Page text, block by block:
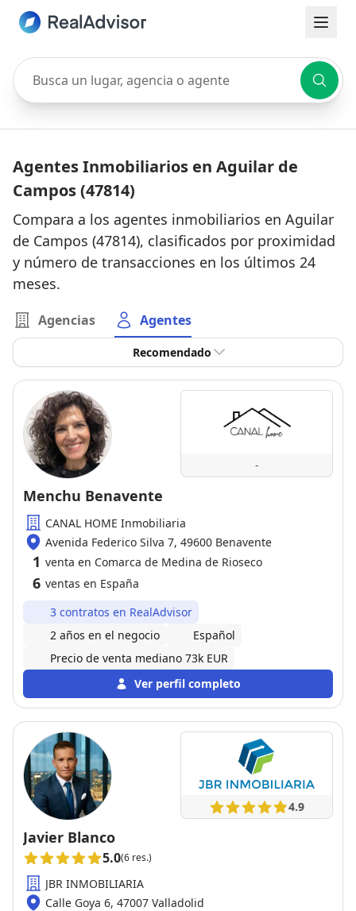
Busca un lugar, agencia o agente
Agentes Inmobiliarios en Aguilar de
Campos (47814)
Compara a los agentes inmobiliarios en Aguilar
de Campos (47814), clasificados por proximidad
y número de transacciones en los últimos 24
meses.
Agencias Agentes
Recomendado
-
Menchu Benavente
CANAL HOME Inmobiliaria
Avenida Federico Silva 7, 49600 Benavente
1 venta en Comarca de Medina de Rioseco
6 ventas en España
3 contratos en RealAdvisor
2 años en el negocio
Español
Precio de venta mediano 73k EUR
Ver perfil completo
4.9
Javier Blanco
5.0(6 res.)
JBR INMOBILIARIA
Calle Goya 6, 47007 Valladolid